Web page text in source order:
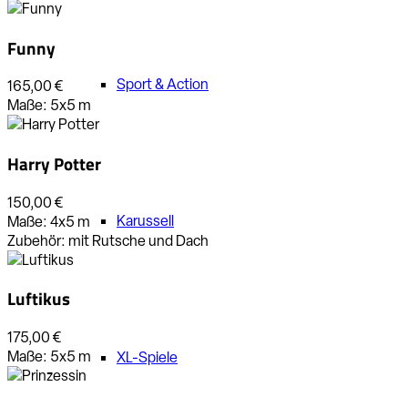
Sport & Action
Karussell
XL-Spiele
Funny
165,00 €
Maße: 5x5 m
Harry Potter
150,00 €
Maße: 4x5 m
Zubehör: mit Rutsche und Dach
Luftikus
175,00 €
Maße: 5x5 m